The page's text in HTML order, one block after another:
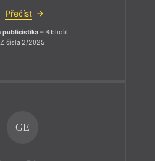
Přečíst
publicistika– Bibliofil
Z čísla 2/2025
GE